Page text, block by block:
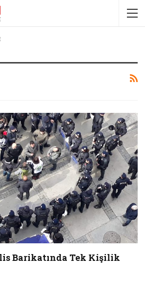
Barikatında Tek Kişilik